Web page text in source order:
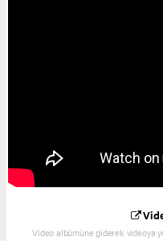
Video albümüne giderek videoya